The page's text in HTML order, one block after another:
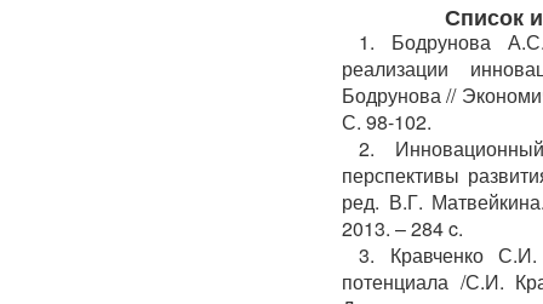
Список
1. Бодрунова
реализации
Бодрунова //
С. 98-102.
2.
перспективы
ред. В.Г.
2013. – 284 c.
3. Кравченко С.И.
потенциала /С.И.